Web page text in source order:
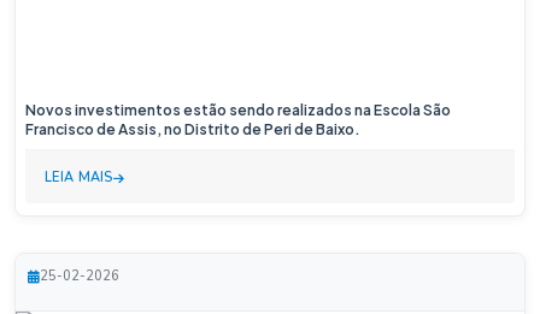
Novos investimentos estão sendo realizados na Escola São
Francisco de Assis, no Distrito de Peri de Baixo.
LEIA MAIS
25-02-2026